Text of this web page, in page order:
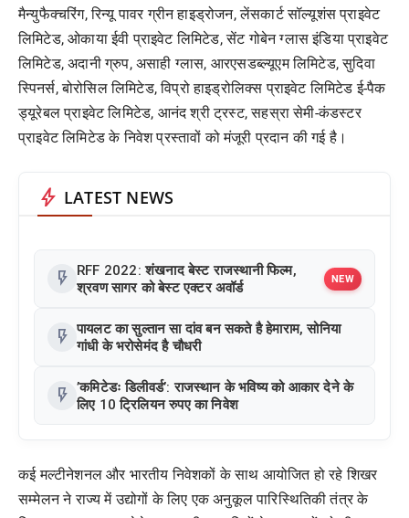
मैन्युफैक्चरिंग, रिन्यू पावर ग्रीन हाइड्रोजन, लेंसकार्ट सॉल्यूशंस प्राइवेट
लिमिटेड, ओकाया ईवी प्राइवेट लिमिटेड, सेंट गोबेन ग्लास इंडिया प्राइवेट
लिमिटेड, अदानी ग्रुप, असाही ग्लास, आरएसडब्ल्यूएम लिमिटेड, सुदिवा
स्पिनर्स, बोरोसिल लिमिटेड, विप्रो हाइड्रोलिक्स प्राइवेट लिमिटेड ई-पैक
ड्यूरेबल प्राइवेट लिमिटेड, आनंद श्री ट्रस्ट, सहस्रा सेमी-कंडस्टर
प्राइवेट लिमिटेड के निवेश प्रस्तावों को मंजूरी प्रदान की गई है।
bolt LATEST NEWS
flash_on RFF 2022: शंखनाद बेस्ट राजस्थानी फिल्म,
श्रवण सागर को बेस्ट एक्टर अवॉर्ड
NEW
flash_on पायलट का सुल्तान सा दांव बन सकते है हेमाराम, सोनिया
गांधी के भरोसेमंद है चौधरी
flash_on ’कमिटेडः डिलीवर्ड’: राजस्थान के भविष्य को आकार देने के
लिए 10 ट्रिलियन रुपए का निवेश
कई मल्टीनेशनल और भारतीय निवेशकों के साथ आयोजित हो रहे शिखर
सम्मेलन ने राज्य में उद्योगों के लिए एक अनुकूल पारिस्थितिकी तंत्र के